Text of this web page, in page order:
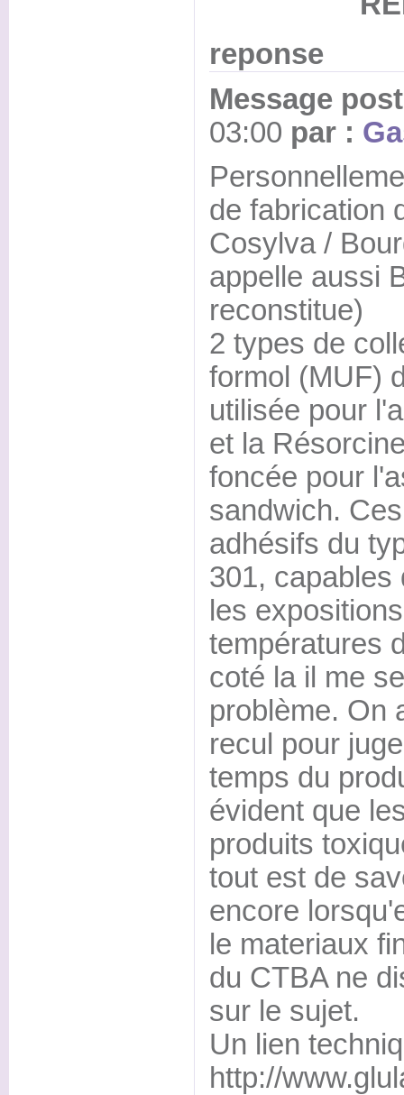
reponse
Message
03:00 par :
de fabrication
Cosylva /
appelle aussi
reconstitue)
2 types de
formol (MUF)
utilisée pour
et la
foncée pour
sandwich.
adhésifs du
301, capables
les
températures
coté la il me
problème. On
recul pour
temps du
évident que
produits
tout est de
encore
le materiaux
du CTBA ne
sur le sujet.
Un lien
http://